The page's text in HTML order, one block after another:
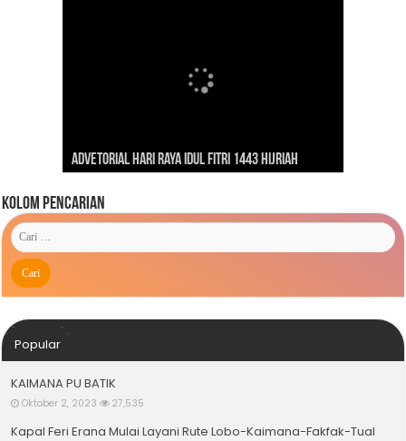
Lebih Kuat’
Advetorial Hari Raya Idul Fitri 1443 Hijriah
Tahun 2019
Kolom Pencarian
Popular
KAIMANA PU BATIK
Oktober 2, 2023 27,535
Kapal Feri Erana Mulai Layani Rute Lobo-Kaimana-Fakfak-Tual